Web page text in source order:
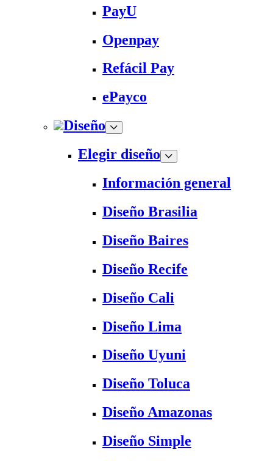
PayU
Openpay
Refácil Pay
ePayco
Diseño
Elegir diseño
Información general
Diseño Brasilia
Diseño Baires
Diseño Recife
Diseño Cali
Diseño Lima
Diseño Uyuni
Diseño Toluca
Diseño Amazonas
Diseño Simple